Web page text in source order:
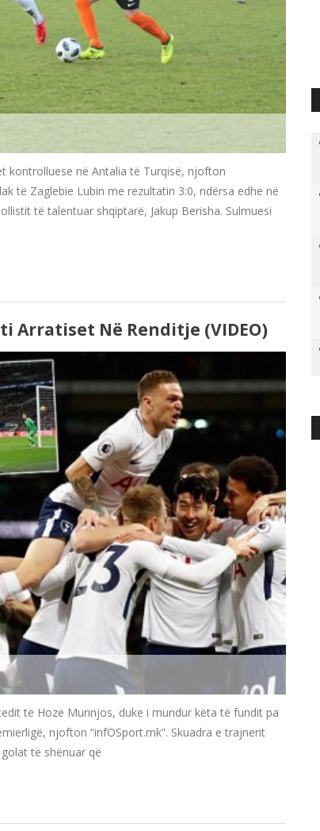
kontrolluese në Antalia të Turqisë, njofton
të Zaglebie Lubin me rezultatin 3:0, ndërsa edhe në
të talentuar shqiptarë, Jakup Berisha. Sulmuesi
Arratiset Në Renditje (VIDEO)
të Hoze Murinjos, duke i mundur këta të fundit pa
njofton “infOSport.mk”. Skuadra e trajnerit
të shënuar që